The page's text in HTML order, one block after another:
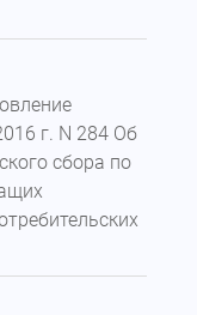
г. N 284 Об
сбора по